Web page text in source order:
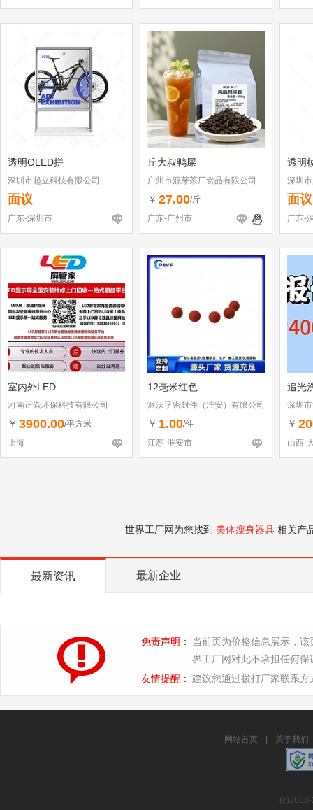
透明OLED拼
深圳市起立科技有限公司
面议
广东-深圳市
丘大叔鸭屎
广州市源芽茶厂食品有限公司
￥ 27.00/斤
广东-广州市
透明
深圳
面议
广东-
室内外LED
河南正焱环保科技有限公司
￥ 3900.00/平方米
上海
12毫米红色
派沃孚密封件（淮安）有限公司
￥ 1.00/件
江苏-淮安市
追光
深圳
（个
￥
山西-
世界工厂网为您找到 美体瘦身器具 相关产
最新资讯 最新企业
免责声明：
当前页为价格信息展示，
界工厂网对此不承担任何保
友情提醒： 建议您通过拨打厂家联系
网站首页 关于我们